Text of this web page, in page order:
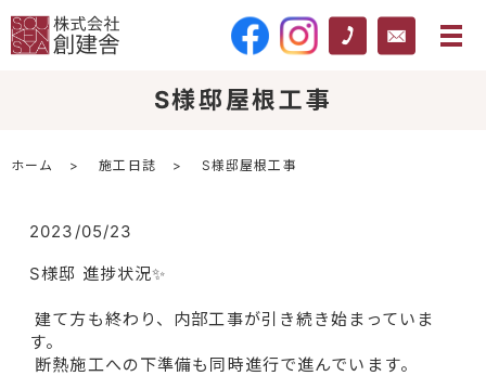
S様邸屋根工事
ホーム 施工日誌 S様邸屋根工事
2023/05/23
S様邸 進捗状況✨
建て方も終わり、内部工事が引き続き始まっていま
す。
断熱施工への下準備も同時進行で進んでいます。